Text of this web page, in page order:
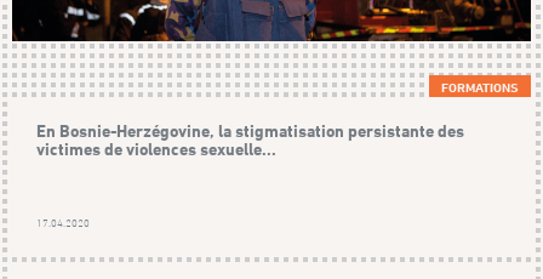
FORMATIONS
En Bosnie-Herzégovine, la stigmatisation persistante des
victimes de violences sexuelle...
17.04.2020